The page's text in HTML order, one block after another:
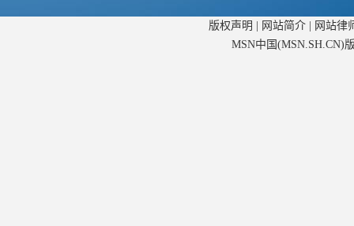
版权声明 网站简介|
网站律
MSN中国(MSN.SH.CN)